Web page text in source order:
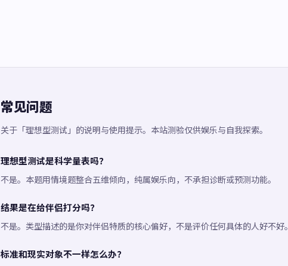
常见问题
关于「理想型测试」的说明与使用提示。本站测验仅供娱乐与自我探索。
理想型测试是科学量表吗？
不是。本题用情境题整合五维倾向，纯属娱乐向，不承担诊断或预测功能。
结果是在给伴侣打分吗？
不是。类型描述的是你对伴侣特质的核心偏好，不是评价任何具体的人好不好。
标准和现实对象不一样怎么办？